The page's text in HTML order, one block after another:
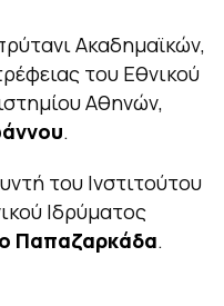
Ακαδημαϊκών,
του Εθνικού
Αθηνών,
.
του Ινστιτούτου
Ιδρύματος
Παπαζαρκάδα.